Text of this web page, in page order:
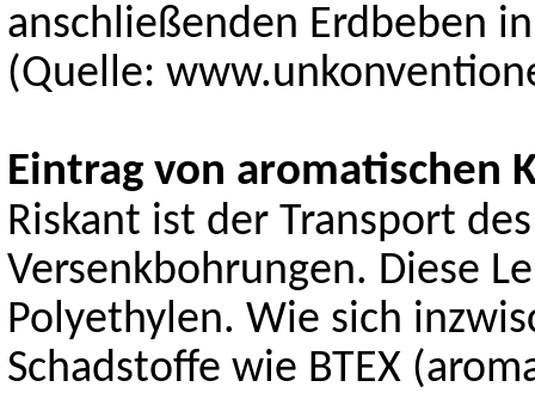
anschließenden Erdbeben
(Quelle:
Eintrag von aromatischen
Riskant ist der Transport
Versenkbohrungen. Diese
Polyethylen. Wie sich
Schadstoffe wie BTEX